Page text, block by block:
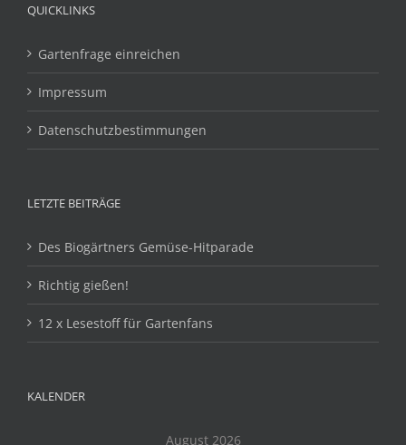
QUICKLINKS
Gartenfrage einreichen
Impressum
Datenschutzbestimmungen
LETZTE BEITRÄGE
Des Biogärtners Gemüse-Hitparade
Richtig gießen!
12 x Lesestoff für Gartenfans
KALENDER
August 2026